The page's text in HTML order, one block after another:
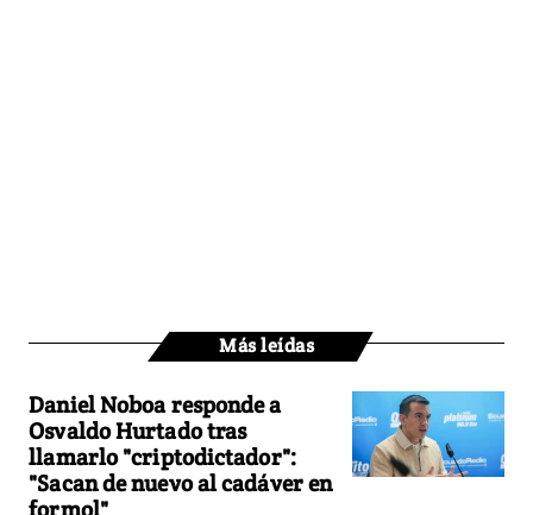
Más leídas
Daniel Noboa responde a
Osvaldo Hurtado tras
llamarlo "criptodictador":
"Sacan de nuevo al cadáver en
formol"